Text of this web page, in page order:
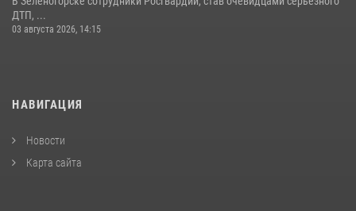
ДТП, ...
03 августа 2026, 14:15
НАВИГАЦИЯ
Новости
Карта сайта